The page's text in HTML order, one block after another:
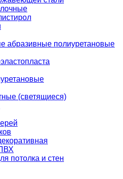
абразивные полиуретановые
(светящиеся)
потолка и стен